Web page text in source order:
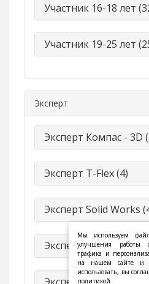
Участник 16-18 лет
Участник 19-25 лет
Эксперт
Эксперт Компас - 3D
Эксперт T-Flex (4)
Эксперт Solid Works
Эксперт VR (3)
Эксперт
Мы используем
улучшения работы
трафика и
на нашем сайте и
использовать, вы
политикой